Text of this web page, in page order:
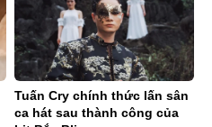
Tuấn Cry chính thức lấn sân
ca hát sau thành công của